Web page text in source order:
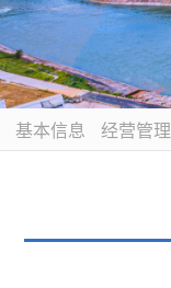
基本信息 经营管理